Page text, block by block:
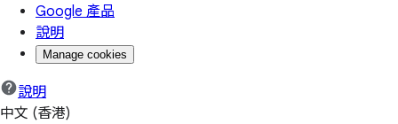
Google 產品
說明
Manage cookies
說明
中文 (香港)